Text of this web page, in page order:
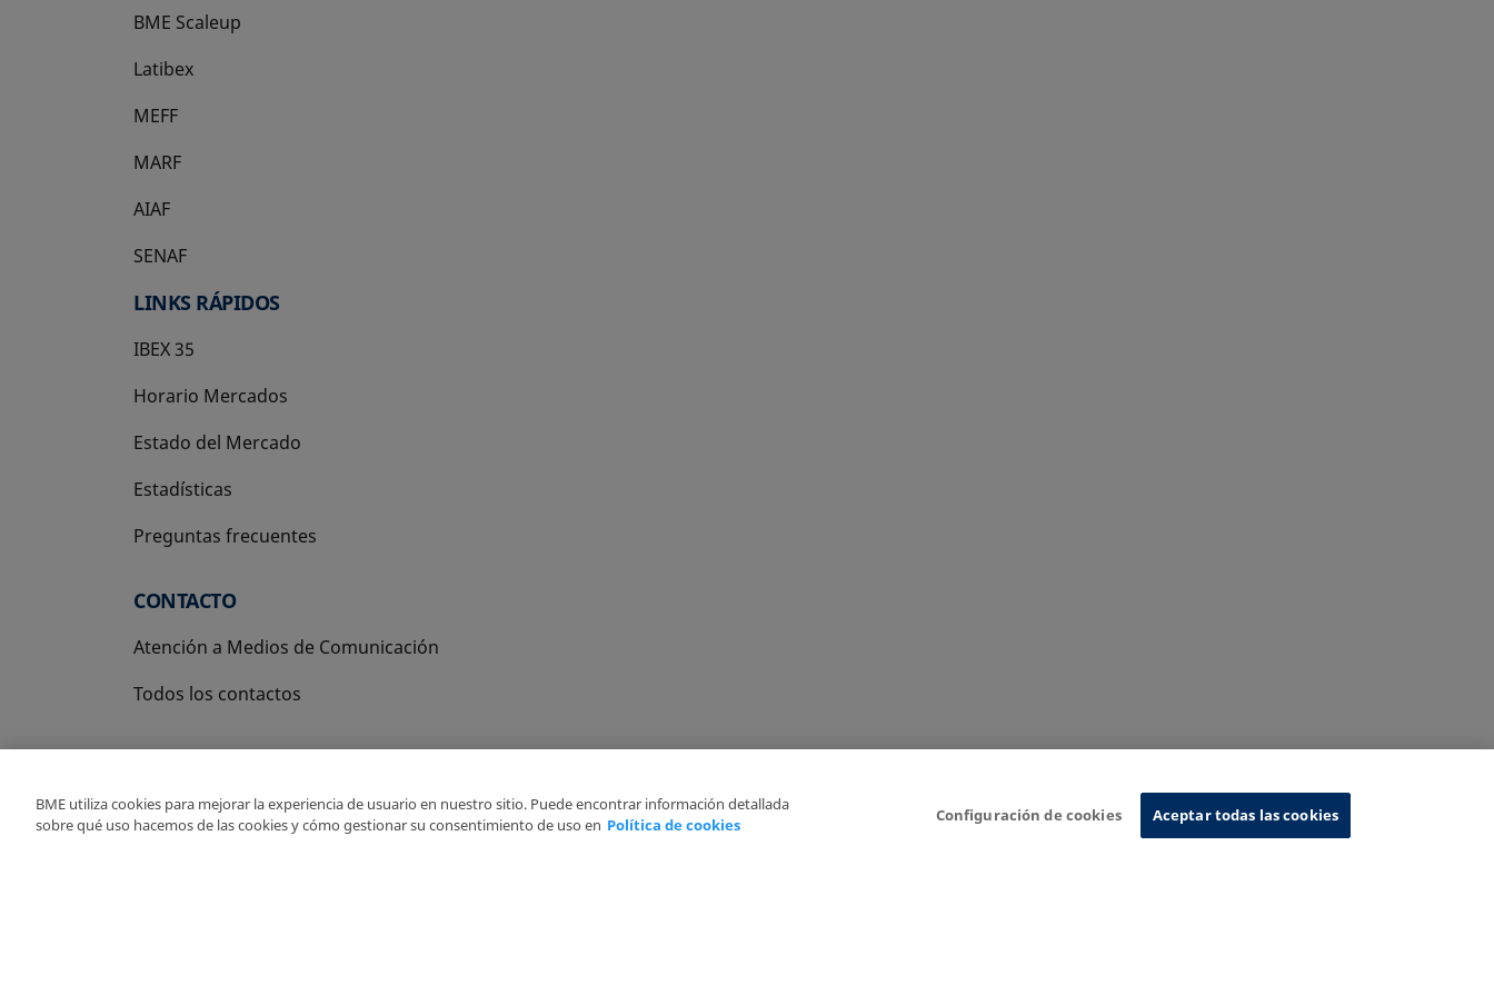
BME Scaleup
se abre en una pestaña nueva
Latibex
se abre en una pestaña nueva
MEFF
se abre en una pestaña nueva
MARF
AIAF
SENAF
LINKS RÁPIDOS
IBEX 35
Horario Mercados
Estado del Mercado
Estadísticas
Preguntas frecuentes
CONTACTO
Atención a Medios de Comunicación
Todos los contactos
Copyright Ⓒ BME 2026 Sistema de Información
BME utiliza cookies para mejorar la experiencia de usuario en nuestro sitio. Puede encontrar información detallada
sobre qué uso hacemos de las cookies y cómo gestionar su consentimiento de uso en Política de cookies
Configuración de cookies Aceptar todas las cookies